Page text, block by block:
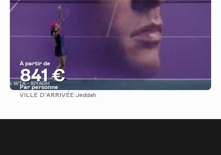
À partir de
841 €
Par personne
VILLE D’ARRIVÉE:Jeddah